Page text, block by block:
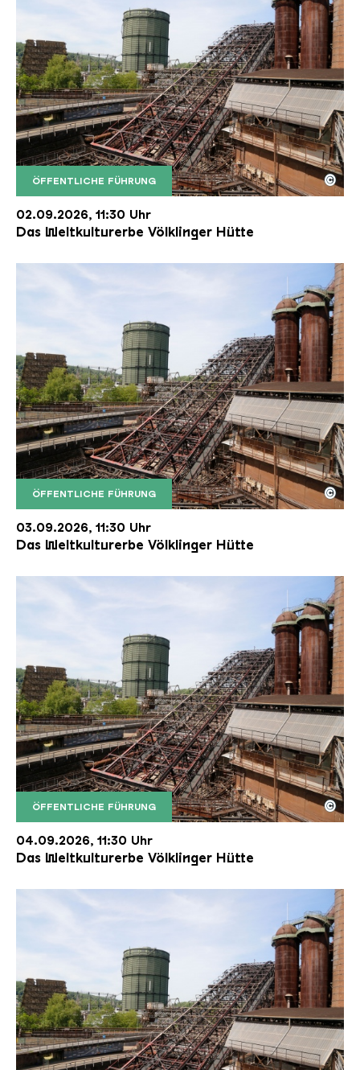
ÖFFENTLICHE FÜHRUNG
Der Erzschrägaufzug der Völklinger Hütte mit
Copyright: Weltkulturerbe Völklinger Hütte | Karl
©
02.09.2026, 11:30 Uhr
Das Weltkulturerbe Völklinger Hütte
ÖFFENTLICHE FÜHRUNG
Der Erzschrägaufzug der Völklinger Hütte mit
Copyright: Weltkulturerbe Völklinger Hütte | Karl
©
03.09.2026, 11:30 Uhr
Das Weltkulturerbe Völklinger Hütte
ÖFFENTLICHE FÜHRUNG
Der Erzschrägaufzug der Völklinger Hütte mit
Copyright: Weltkulturerbe Völklinger Hütte | Karl
©
04.09.2026, 11:30 Uhr
Das Weltkulturerbe Völklinger Hütte